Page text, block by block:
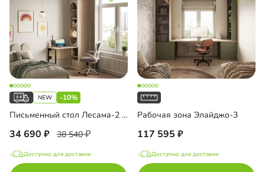
-10%
Письменный стол Лесама-2 угловой с антресолью
34 690 38 540
Доступно для доставки
Рабочая зона Элайджо-3
117 595
Доступно для доставки